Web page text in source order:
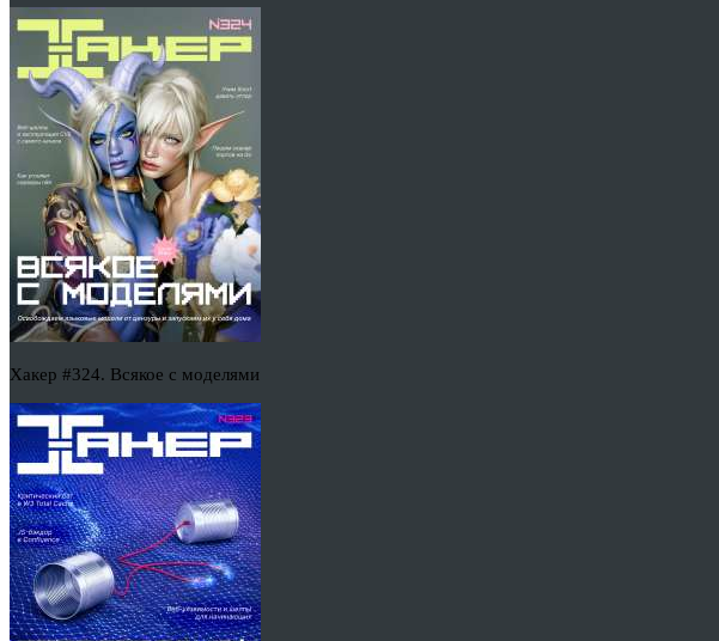
Хакер #324. Всякое с моделями